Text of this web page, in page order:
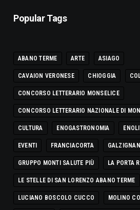
Popular Tags
ABANO TERME ARTE ASIAGO
CAVAION VERONESE CHIOGGIA
CONCORSO LETTERARIO MONSELICE
CONCORSO LETTERARIO NAZIONALE DI
CULTURA ENOGASTRONOMIA
EVENTI FRANCIACORTA
GRUPPO MONTI SALUTE PIÙ LA PORTA
LE STELLE DI SAN LORENZO ABANO TERME
LUCIANO BOSCOLO CUCCO MOLINO